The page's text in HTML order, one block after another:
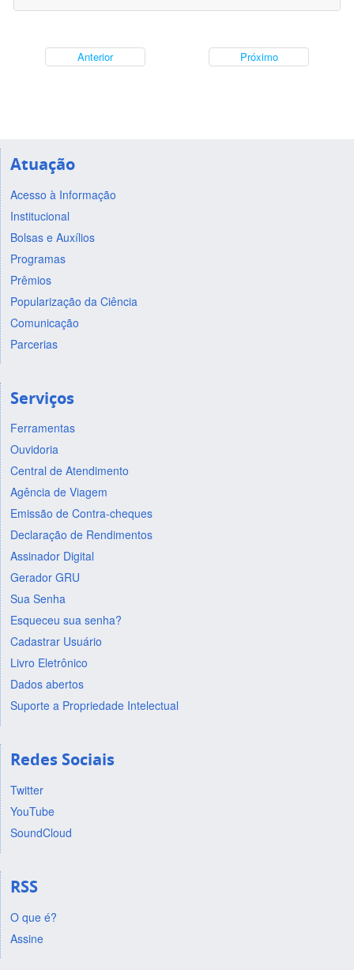
Anterior Próximo
Atuação
Acesso à Informação
Institucional
Bolsas e Auxílios
Programas
Prêmios
Popularização da Ciência
Comunicação
Parcerias
Serviços
Ferramentas
Ouvidoria
Central de Atendimento
Agência de Viagem
Emissão de Contra-cheques
Declaração de Rendimentos
Assinador Digital
Gerador GRU
Sua Senha
Esqueceu sua senha?
Cadastrar Usuário
Livro Eletrônico
Dados abertos
Suporte a Propriedade Intelectual
Redes Sociais
Twitter
YouTube
SoundCloud
RSS
O que é?
Assine